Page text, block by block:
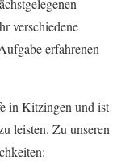
verschiedene
erfahrenen
in Kitzingen und ist
leisten. Zu unseren